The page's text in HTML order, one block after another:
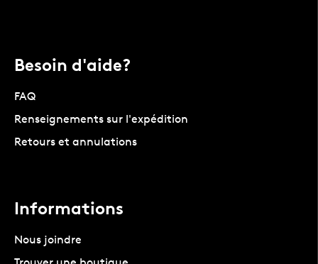
Besoin d'aide?
FAQ
Renseignements sur l'expédition
Retours et annulations
Informations
Nous joindre